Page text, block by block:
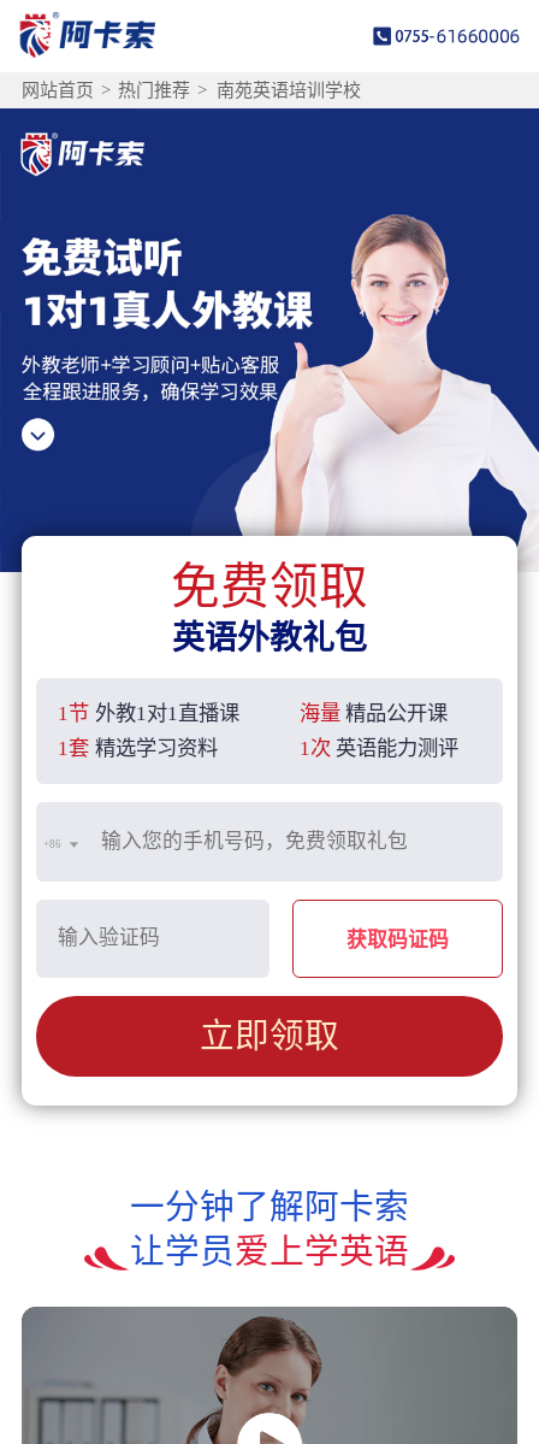
网站首页 > 热门推荐 > 南苑英语培训学校
免费领取
英语外教礼包
1节 外教1对1直播课 海量 精品公开课
1套 精选学习资料 1次 英语能力测评
+86
获取码证码
立即领取
一分钟了解阿卡索
让学员爱上学英语